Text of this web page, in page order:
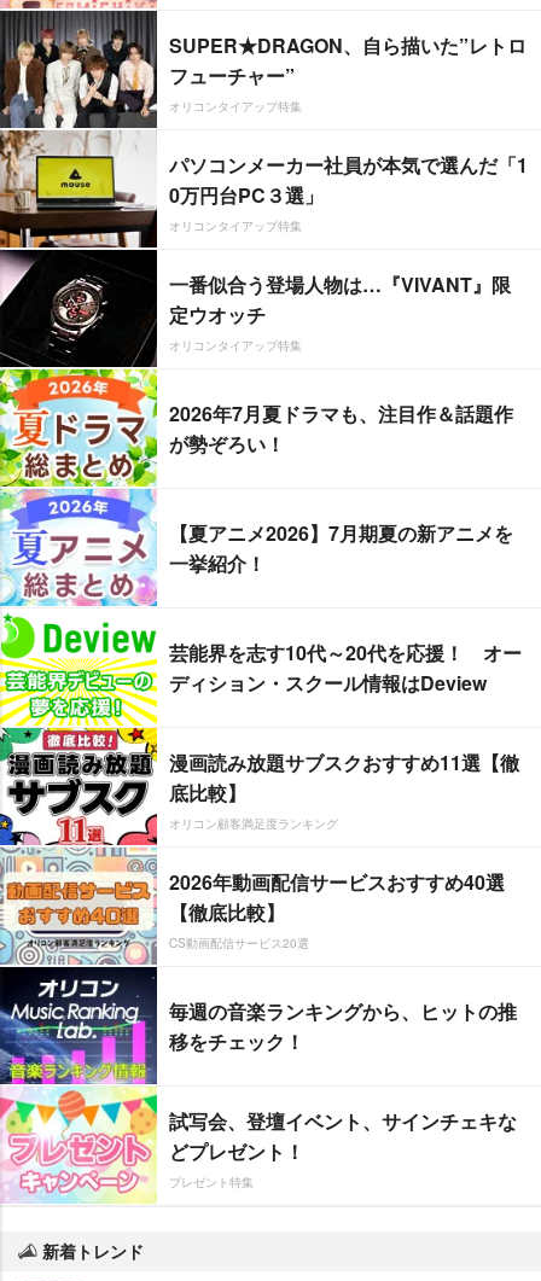
SUPER★DRAGON、自ら描いた”レトロ
フューチャー”
オリコンタイアップ特集
パソコンメーカー社員が本気で選んだ「1
0万円台PC３選」
オリコンタイアップ特集
一番似合う登場人物は…『VIVANT』限
定ウオッチ
オリコンタイアップ特集
2026年7月夏ドラマも、注目作＆話題作
が勢ぞろい！
【夏アニメ2026】7月期夏の新アニメを
一挙紹介！
芸能界を志す10代～20代を応援！ オー
ディション・スクール情報はDeview
漫画読み放題サブスクおすすめ11選【徹
底比較】
オリコン顧客満足度ランキング
2026年動画配信サービスおすすめ40選
【徹底比較】
CS動画配信サービス20選
毎週の音楽ランキングから、ヒットの推
移をチェック！
試写会、登壇イベント、サインチェキな
どプレゼント！
プレゼント特集
新着トレンド